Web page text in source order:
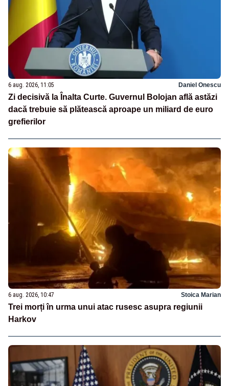
6 aug. 2026, 11:05 Daniel Onescu
Zi decisivă la Înalta Curte. Guvernul Bolojan află astăzi
dacă trebuie să plătească aproape un miliard de euro
grefierilor
6 aug. 2026, 10:47 Stoica Marian
Trei morți în urma unui atac rusesc asupra regiunii
Harkov